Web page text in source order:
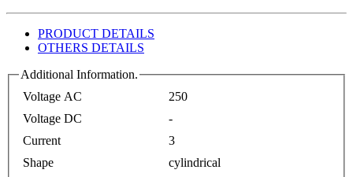
PRODUCT DETAILS
OTHERS DETAILS
Additional Information.
Voltage AC
250
Voltage DC
-
Current
3
Shape
cylindrical